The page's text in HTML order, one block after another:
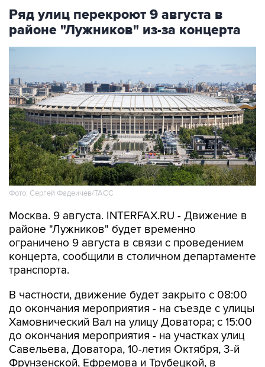
Ряд улиц перекроют 9 августа в
районе "Лужников" из-за концерта
Фото: Сергей Фадеичев/ТАСС
Москва. 9 августа. INTERFAX.RU - Движение в
районе "Лужников" будет временно
ограничено 9 августа в связи с проведением
концерта, сообщили в столичном департаменте
транспорта.
В частности, движение будет закрыто с 08:00
до окончания мероприятия - на съезде с улицы
Хамовнический Вал на улицу Доватора; с 15:00
до окончания мероприятия - на участках улиц
Савельева, Доватора, 10-летия Октября, 3-й
Фрунзенской, Ефремова и Трубецкой, в